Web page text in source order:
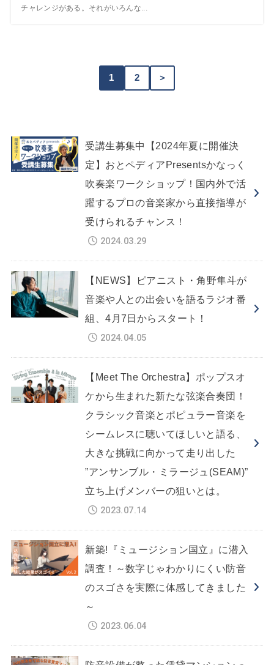
チャレンジがある。それがいろんな...
1 2 ＞
受講生募集中【2024年夏に開催決
定】おとペディアPresentsかなっく
吹奏楽ワークショップ！国内外で活
躍するプロの音楽家から直接指導が
受けられるチャンス！
2024.03.29
【NEWS】ピアニスト・角野隼斗が
音楽や人との出会いを語るラジオ番
組、4月7日からスタート！
2024.04.05
【Meet The Orchestra】ポップスオ
ケから生まれた新たな弦楽合奏団！
クラシック音楽とポピュラー音楽を
シームレスに聴いてほしいと語る、
大きな挑戦に向かって走り出した
”アンサンブル・ミラージュ(SEAM)”
立ち上げメンバーの狙いとは。
2023.07.14
新築!『ミュージション国立』に潜入
調査！～数字じゃわかりにくい防音
のスゴさを実際に体感してきました
～
2023.06.04